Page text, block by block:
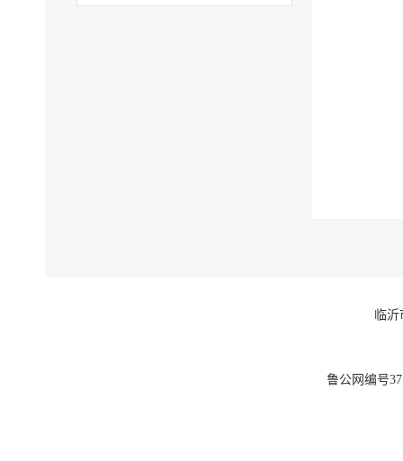
临
鲁公网编号